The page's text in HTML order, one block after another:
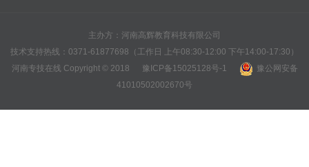
主办方：河南高辉教育科技有限公司
技术支持热线：0371-61877698（工作日 上午08:30-12:00 下午14:00-17:30）
河南专技在线 Copyright © 2018
豫ICP备15025128号-1
豫公网安备
41010502002670号